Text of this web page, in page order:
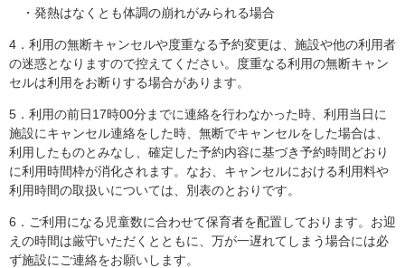
・発熱はなくとも体調の崩れがみられる場合
4．利用の無断キャンセルや度重なる予約変更は、施設や他の利用者
の迷惑となりますので控えてください。度重なる利用の無断キャン
セルは利用をお断りする場合があります。
5．利用の前日17時00分までに連絡を行わなかった時、利用当日に
施設にキャンセル連絡をした時、無断でキャンセルをした場合は、
利用したものとみなし、確定した予約内容に基づき予約時間どおり
に利用時間枠が消化されます。なお、キャンセルにおける利用料や
利用時間の取扱いについては、別表のとおりです。
6．ご利用になる児童数に合わせて保育者を配置しております。お迎
えの時間は厳守いただくとともに、万が一遅れてしまう場合には必
ず施設にご連絡をお願いします。